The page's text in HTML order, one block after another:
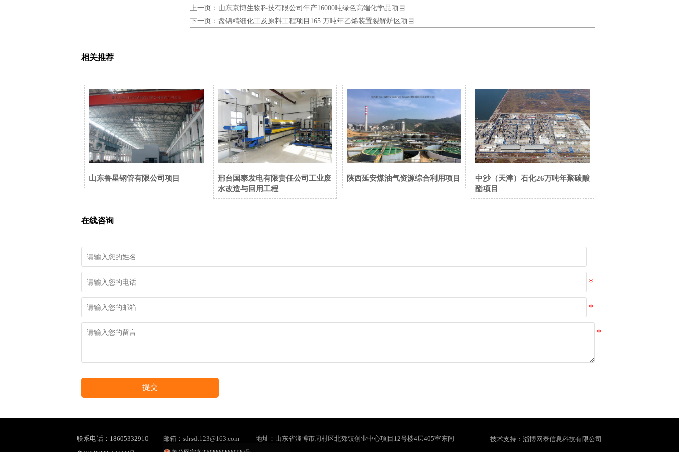
上一页： 山东京博生物科技有限公司年产16000吨绿色高端化学品项目
下一页： 盘锦精细化工及原料工程项目165 万吨年乙烯装置裂解炉区项目
相关推荐
山东鲁星钢管有限公司项目
邢台国泰发电有限责任公司工业废
水改造与回用工程
陕西延安煤油气资源综合利用项目
中沙（天津）石化26万吨年聚碳酸
酯项目
在线咨询
提交
联系电话：18605332910 邮箱：sdrsdt123@163.com 地址：山东省淄博市周村区北郊镇创业中心项目12号楼4层405室东间 技术支持：淄博网泰信息科技有限公司